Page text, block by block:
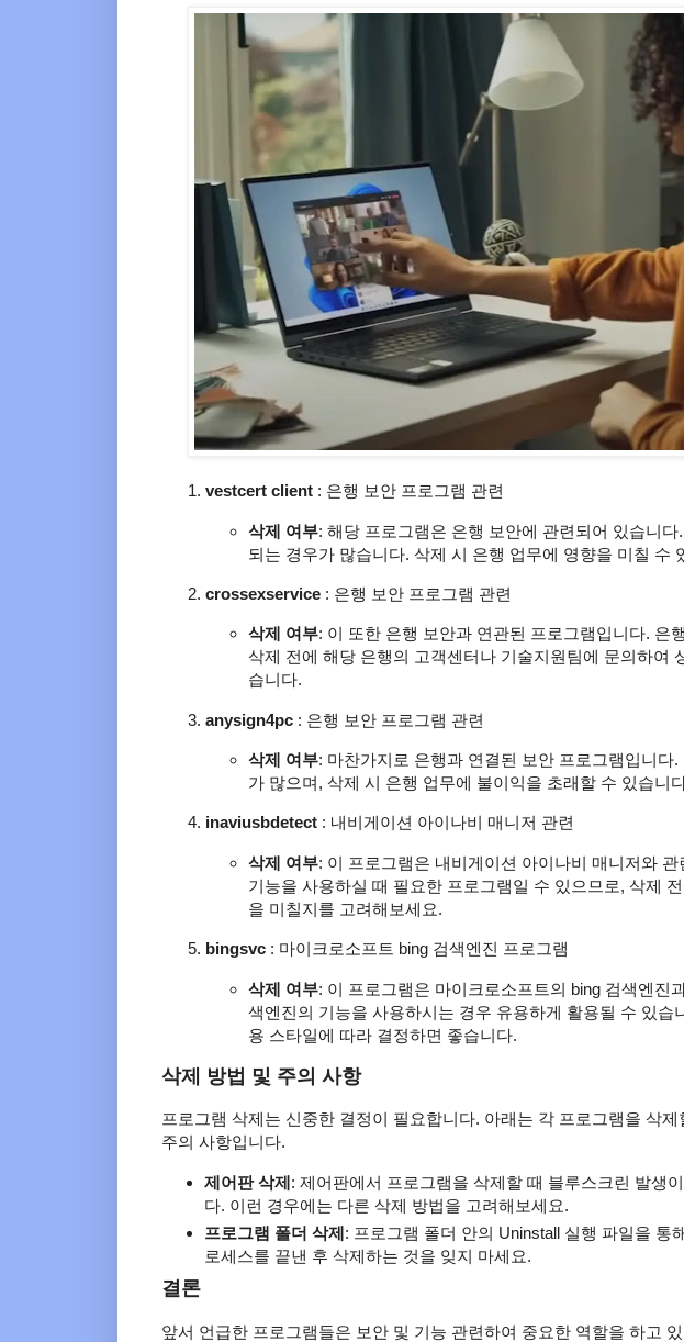
vestcert client : 은행 보안 프로그램 관련
삭제 여부: 해당 프로그램은 은행 보안에 관련되어 있습니
되는 경우가 많습니다. 삭제 시 은행 업무에 영향을 미칠 수
crossexservice : 은행 보안 프로그램 관련
삭제 여부: 이 또한 은행 보안과 연관된 프로그램입니다. 은
삭제 전에 해당 은행의 고객센터나 기술지원팀에 문의하여
습니다.
anysign4pc : 은행 보안 프로그램 관련
삭제 여부: 마찬가지로 은행과 연결된 보안 프로그램입니다
가 많으며, 삭제 시 은행 업무에 불이익을 초래할 수 있습니
inaviusbdetect : 내비게이션 아이나비 매니저 관련
삭제 여부: 이 프로그램은 내비게이션 아이나비 매니저와
기능을 사용하실 때 필요한 프로그램일 수 있으므로, 삭제
을 미칠지를 고려해보세요.
bingsvc : 마이크로소프트 bing 검색엔진 프로그램
삭제 여부: 이 프로그램은 마이크로소프트의 bing 검색엔진
색엔진의 기능을 사용하시는 경우 유용하게 활용될 수 있습
용 스타일에 따라 결정하면 좋습니다.
삭제 방법 및 주의 사항
프로그램 삭제는 신중한 결정이 필요합니다. 아래는 각 프로그램을 삭
주의 사항입니다.
제어판 삭제: 제어판에서 프로그램을 삭제할 때 블루스크린 발생
다. 이런 경우에는 다른 삭제 방법을 고려해보세요.
프로그램 폴더 삭제: 프로그램 폴더 안의 Uninstall 실행 파일을 통
로세스를 끝낸 후 삭제하는 것을 잊지 마세요.
결론
앞서 언급한 프로그램들은 보안 및 기능 관련하여 중요한 역할을 하고